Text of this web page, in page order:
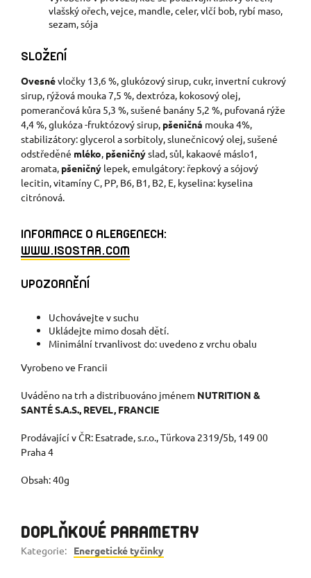
vlašský ořech, vejce, mandle, celer, vlčí bob, rybí maso,
sezam, sója
SLOŽENÍ
Ovesnévločky 13,6 %, glukózový sirup, cukr, invertní cukrový
sirup, rýžová mouka 7,5 %, dextróza, kokosový olej,
pomerančová kůra 5,3 %, sušené banány 5,2 %, pufovaná rýže
4,4 %, glukóza -fruktózový sirup, pšeničná mouka 4%,
stabilizátory: glycerol a sorbitoly, slunečnicový olej, sušené
odstředěné mléko, pšeničnýslad, sůl, kakaové máslo1,
aromata, pšeničný lepek, emulgátory: řepkový a sójový
lecitin, vitamíny C, PP, B6, B1, B2, E, kyselina: kyselina
citrónová.
INFORMACE O ALERGENECH:
WWW.ISOSTAR.COM
UPOZORNĚNÍ
Uchovávejte v suchu
Ukládejte mimo dosah dětí.
Minimální trvanlivost do: uvedeno z vrchu obalu
Vyrobeno ve Francii
Uváděno na trh a distribuováno jménem NUTRITION &
SANTÉ S.A.S., REVEL, FRANCIE
Prodávající v ČR: Esatrade, s.r.o., Türkova 2319/5b, 149 00
Praha 4
Obsah: 40g
DOPLŇKOVÉ PARAMETRY
Kategorie: Energetické tyčinky